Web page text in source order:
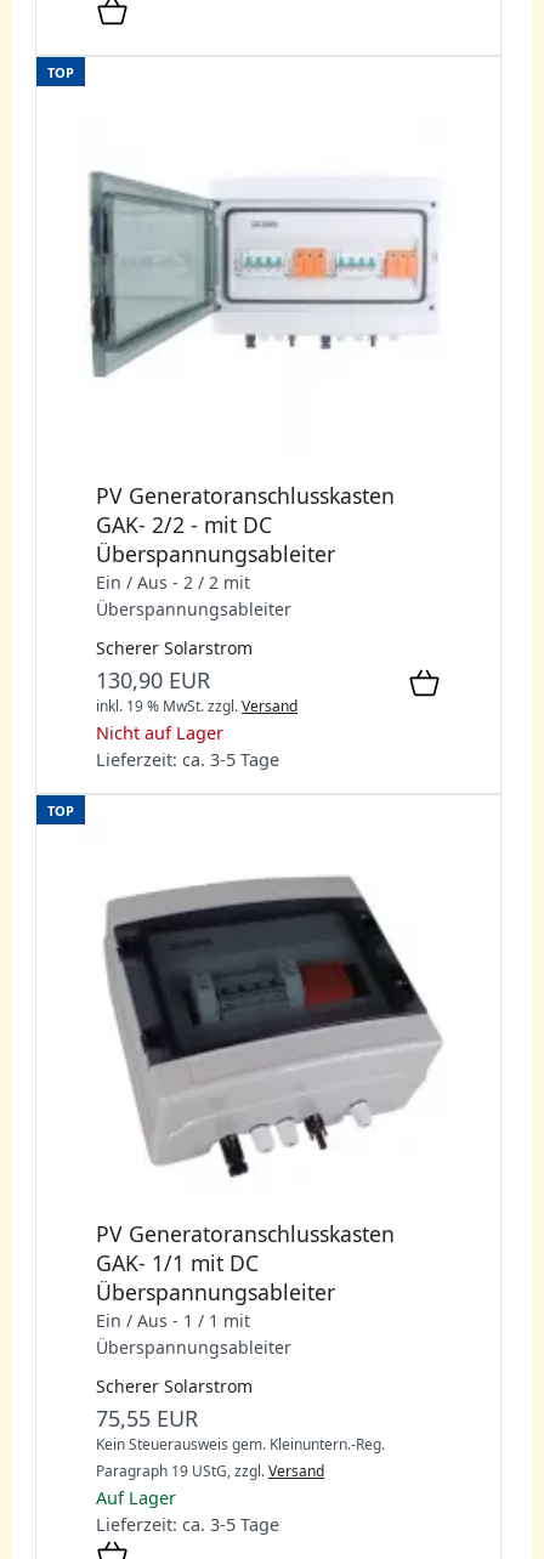
TOP
PV Generatoranschlusskasten
GAK- 2/2 - mit DC
Überspannungsableiter
Ein / Aus - 2 / 2 mit
Überspannungsableiter
Scherer Solarstrom
130,90 EUR
inkl. 19 % MwSt.zzgl.Versand
Nicht auf Lager
Lieferzeit: ca. 3-5 Tage
TOP
PV Generatoranschlusskasten
GAK- 1/1 mit DC
Überspannungsableiter
Ein / Aus - 1 / 1 mit
Überspannungsableiter
Scherer Solarstrom
75,55 EUR
Kein Steuerausweis gem. Kleinuntern.-Reg.
Paragraph 19 UStG,zzgl.Versand
Auf Lager
Lieferzeit: ca. 3-5 Tage